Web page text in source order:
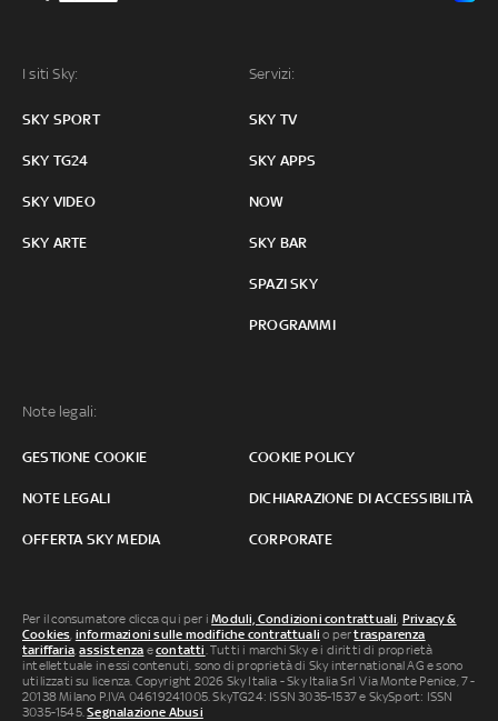
I siti Sky:
SKY SPORT
SKY TG24
SKY VIDEO
SKY ARTE
Servizi:
SKY TV
SKY APPS
NOW
SKY BAR
SPAZI SKY
PROGRAMMI
Note legali:
GESTIONE COOKIE COOKIE POLICY
NOTE LEGALI DICHIARAZIONE DI ACCESSIBILITÀ
OFFERTA SKY MEDIA CORPORATE
Per il consumatore clicca qui per iModuli, Condizioni contrattuali, Privacy &
Cookies, informazioni sulle modifiche contrattuali o pertrasparenza
tariffaria,assistenza econtatti. Tutti i marchi Sky e i diritti di proprietà
intellettuale in essi contenuti, sono di proprietà di Sky international AG e sono
utilizzati su licenza. Copyright 2026 Sky Italia - Sky Italia Srl Via Monte Penice, 7 -
20138 Milano P.IVA 04619241005. SkyTG24: ISSN 3035-1537 e SkySport: ISSN
3035-1545.Segnalazione Abusi